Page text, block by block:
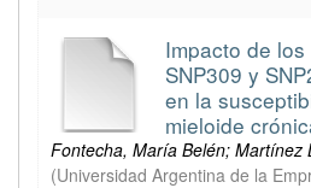
Impacto de
SNP309 y
en la
mieloide
Fontecha, María Belén; Martínez
(Universidad Argentina de la